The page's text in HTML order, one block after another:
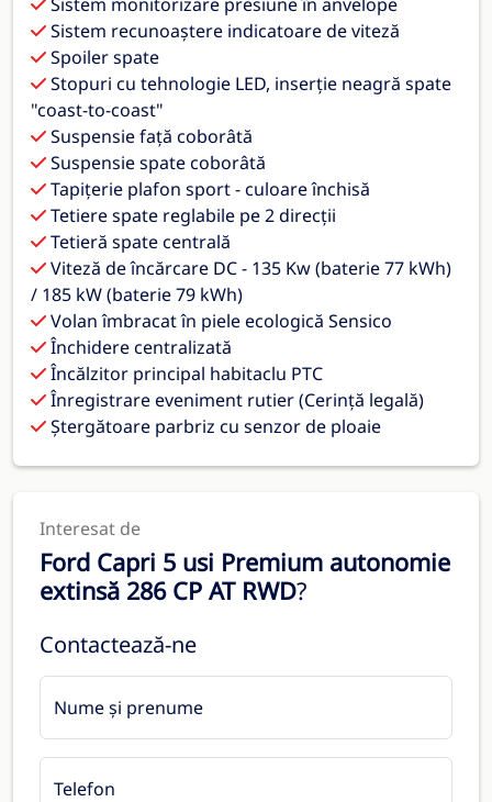
Sistem recunoaștere indicatoare de viteză
Spoiler spate
Stopuri cu tehnologie LED, inserție neagră spate
"coast-to-coast"
Suspensie față coborâtă
Suspensie spate coborâtă
Tapițerie plafon sport - culoare închisă
Tetiere spate reglabile pe 2 direcții
Tetieră spate centrală
Viteză de încărcare DC - 135 Kw (baterie 77 kWh)
/ 185 kW (baterie 79 kWh)
Volan îmbracat în piele ecologică Sensico
Închidere centralizată
Încălzitor principal habitaclu PTC
Înregistrare eveniment rutier (Cerință legală)
Ștergătoare parbriz cu senzor de ploaie
Interesat de
Ford Capri 5 usi Premium autonomie
extinsă 286 CP AT RWD?
Contactează-ne
Nume și prenume
Telefon